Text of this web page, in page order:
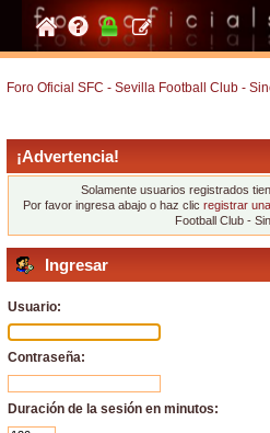
Foro Oficial SFC - Sevilla Football Club -
¡Advertencia!
Solamente usuarios registrados
Por favor ingresa abajo o haz clic registrar
Football Club -
Ingresar
Usuario:
Contraseña:
Duración de la sesión en minutos: